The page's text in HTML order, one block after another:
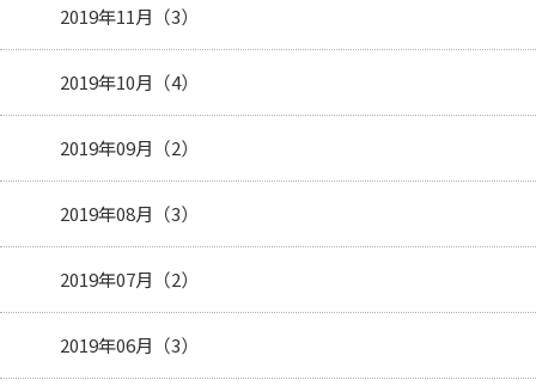
2019年11月（3）
2019年10月（4）
2019年09月（2）
2019年08月（3）
2019年07月（2）
2019年06月（3）